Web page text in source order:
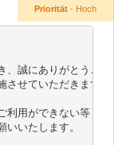
Priorität - Hoch
、誠にありがとうござい
せていただきます。
利用ができない等
いたします。